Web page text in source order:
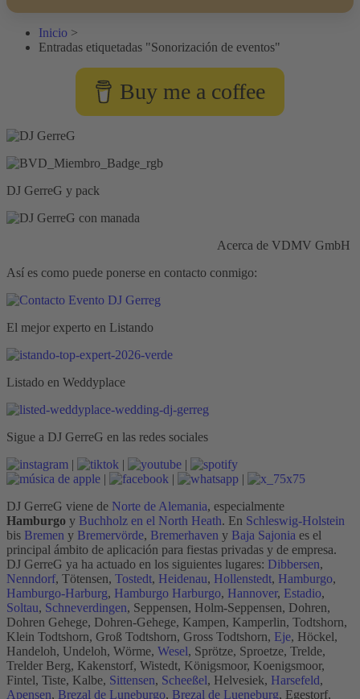
Inicio >
Entradas etiquetadas "Sonorización de eventos"
Buy me a coffee
DJ GerreG y pack
Acerca de VDMV GmbH
Así es como puede ponerse en contacto conmigo:
El mejor experto en Listando
Listado en Weddyplace
Sigue a DJ GerreG en las redes sociales
|
|
|
|
|
|
DJ GerreG viene de Norte de Alemania, especialmente
Hamburgo y Buchholz en el North Heath. En Schleswig-Holstein
bis Bremen y Bremervörde, Bremerhaven y Baja Sajonia es el
principal ámbito de aplicación para fiestas privadas y de empresa.
DJ GerreG ya ha actuado en los siguientes lugares: Dibbersen,
Nenndorf, Tötensen, Tostedt, Heidenau, Hollenstedt, Hamburgo,
Hamburgo-Harburg, Hamburgo Harburgo, Hannover, Estadio,
Soltau, Schneverdingen, Seppensen, Holm-Seppensen, Dohren,
Dohren Gehege, Dohren-Gehege, Kampen, Kamperlin, Todtshorn,
Klein Todtshorn, Groß Todtshorn, Gross Todtshorn, Eje, Höckel,
Handeloh, Undeloh, Wörme, Wesel, Sprötze, Sproetze, Trelde,
Trelder Berg, Kakenstorf, Wistedt, Königsmoor, Koenigsmoor,
Fintel, Tiste, Kalbe, Sittensen, Scheeßel, Helvesiek, Harsefeld,
Apensen, Brezal de Luneburgo, Brezal de Lueneburg, Egestorf,